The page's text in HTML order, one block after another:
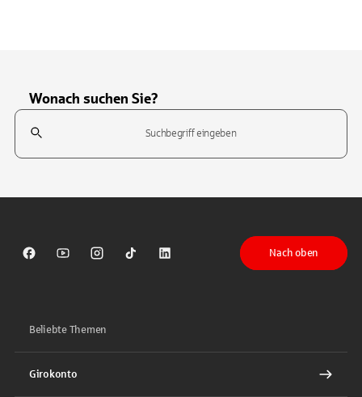
Wonach suchen Sie?
Suchfeld
Sparkasse auf Facebook
Sparkasse auf Youtube
Sparkasse auf Instagram
Sparkasse auf TikTok
Sparkasse auf LinkedIn
Nach oben
Beliebte Themen
Girokonto